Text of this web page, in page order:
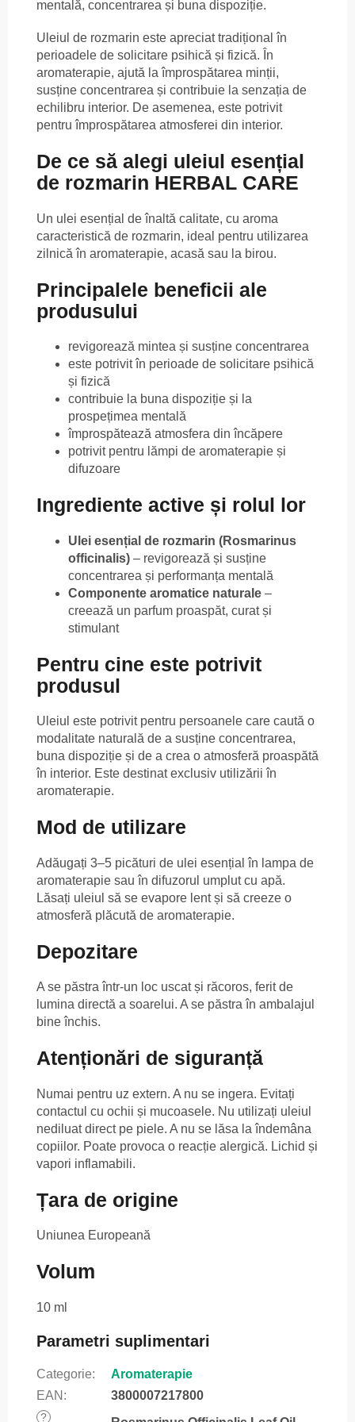
mentală, concentrarea și buna dispoziție.
Uleiul de rozmarin este apreciat tradițional în
perioadele de solicitare psihică și fizică. În
aromaterapie, ajută la împrospătarea minții,
susține concentrarea și contribuie la senzația de
echilibru interior. De asemenea, este potrivit
pentru împrospătarea atmosferei din interior.
De ce să alegi uleiul esențial
de rozmarin HERBAL CARE
Un ulei esențial de înaltă calitate, cu aroma
caracteristică de rozmarin, ideal pentru utilizarea
zilnică în aromaterapie, acasă sau la birou.
Principalele beneficii ale
produsului
revigorează mintea și susține concentrarea
este potrivit în perioade de solicitare psihică
și fizică
contribuie la buna dispoziție și la
prospețimea mentală
împrospătează atmosfera din încăpere
potrivit pentru lămpi de aromaterapie și
difuzoare
Ingrediente active și rolul lor
Ulei esențial de rozmarin (Rosmarinus
officinalis) – revigorează și susține
concentrarea și performanța mentală
Componente aromatice naturale –
creează un parfum proaspăt, curat și
stimulant
Pentru cine este potrivit
produsul
Uleiul este potrivit pentru persoanele care caută o
modalitate naturală de a susține concentrarea,
buna dispoziție și de a crea o atmosferă proaspătă
în interior. Este destinat exclusiv utilizării în
aromaterapie.
Mod de utilizare
Adăugați 3–5 picături de ulei esențial în lampa de
aromaterapie sau în difuzorul umplut cu apă.
Lăsați uleiul să se evapore lent și să creeze o
atmosferă plăcută de aromaterapie.
Depozitare
A se păstra într-un loc uscat și răcoros, ferit de
lumina directă a soarelui. A se păstra în ambalajul
bine închis.
Atenționări de siguranță
Numai pentru uz extern. A nu se ingera. Evitați
contactul cu ochii și mucoasele. Nu utilizați uleiul
nediluat direct pe piele. A nu se lăsa la îndemâna
copiilor. Poate provoca o reacție alergică. Lichid și
vapori inflamabili.
Țara de origine
Uniunea Europeană
Volum
10 ml
Parametri suplimentari
Categorie:
Aromaterapie
EAN : 3800007217800
?